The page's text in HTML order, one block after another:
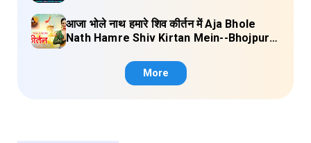
आजा भोले नाथ हमारे शिव कीर्तन में Aja Bhole
Nath Hamre Shiv Kirtan Mein--Bhojpuri
More